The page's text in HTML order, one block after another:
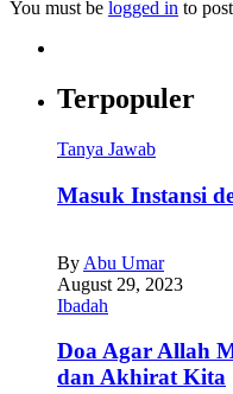
You must be logged in to
Terpopuler
Tanya Jawab
Masuk Instansi
By Abu Umar
August 29, 2023
Ibadah
Doa Agar Allah
dan Akhirat Kita